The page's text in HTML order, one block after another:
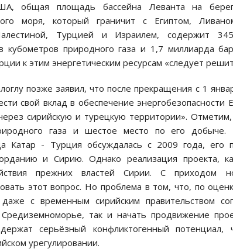
общая площадь бассейна Леванта на
моря, который граничит с Египтом,
Турцией и Израилем, содержит
кубометров природного газа и 1,7 миллиарда
к этим энергетическим ресурсам «следует
позже заявил, что после прекращения с 1
свой вклад в обеспечение
сирийскую и турецкую территории».
газа и шестое место по его добыче.
Катар - Турция обсуждалась с 2009 года, его
и Сирию. Однако реализация проекта,
прежних властей Сирии. С приходом
этот вопрос. Но проблема в том, что, по
даже с временным сирийским правительством
так и начать продвижение
серьёзный конфликтогенный
урегулировании.